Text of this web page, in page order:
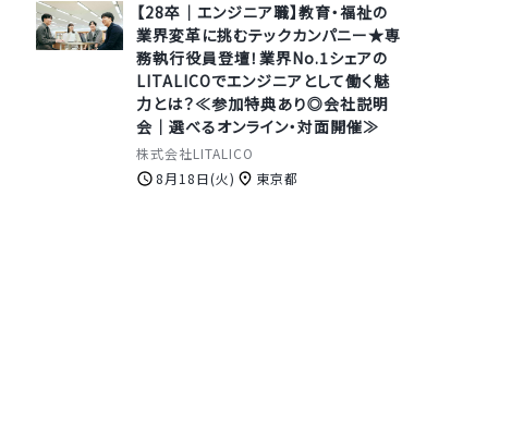
【28卒｜エンジニア職】教育・福祉の
業界変革に挑むテックカンパニー★専
務執行役員登壇！業界No.1シェアの
LITALICOでエンジニアとして働く魅
力とは？≪参加特典あり◎会社説明
会｜選べるオンライン・対面開催≫
株式会社LITALICO
8月18日(火)
東京都